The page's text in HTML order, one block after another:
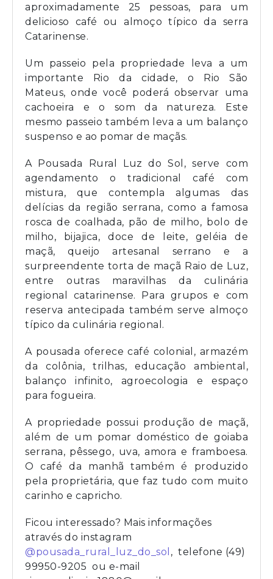
aproximadamente 25 pessoas, para um
delicioso café ou almoço típico da serra
Catarinense.
Um passeio pela propriedade leva a um
importante Rio da cidade, o Rio São
Mateus, onde você poderá observar uma
cachoeira e o som da natureza. Este
mesmo passeio também leva a um balanço
suspenso e ao pomar de maçãs.
A Pousada Rural Luz do Sol, serve com
agendamento o tradicional café com
mistura, que contempla algumas das
delícias da região serrana, como a famosa
rosca de coalhada, pão de milho, bolo de
milho, bijajica, doce de leite, geléia de
maçã, queijo artesanal serrano e a
surpreendente torta de maçã Raio de Luz,
entre outras maravilhas da culinária
regional catarinense. Para grupos e com
reserva antecipada também serve almoço
típico da culinária regional.
A pousada oferece café colonial, armazém
da colônia, trilhas, educação ambiental,
balanço infinito, agroecologia e espaço
para fogueira.
A propriedade possui produção de maçã,
além de um pomar doméstico de goiaba
serrana, pêssego, uva, amora e framboesa.
O café da manhã também é produzido
pela proprietária, que faz tudo com muito
carinho e capricho.
Ficou interessado? Mais informações
através do instagram
@pousada_rural_luz_do_sol , telefone (49)
99950-9205 ou e-mail